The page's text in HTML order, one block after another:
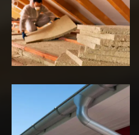
Isolation de
toiture 39
Jura
pose de
gouttière 39
Jura